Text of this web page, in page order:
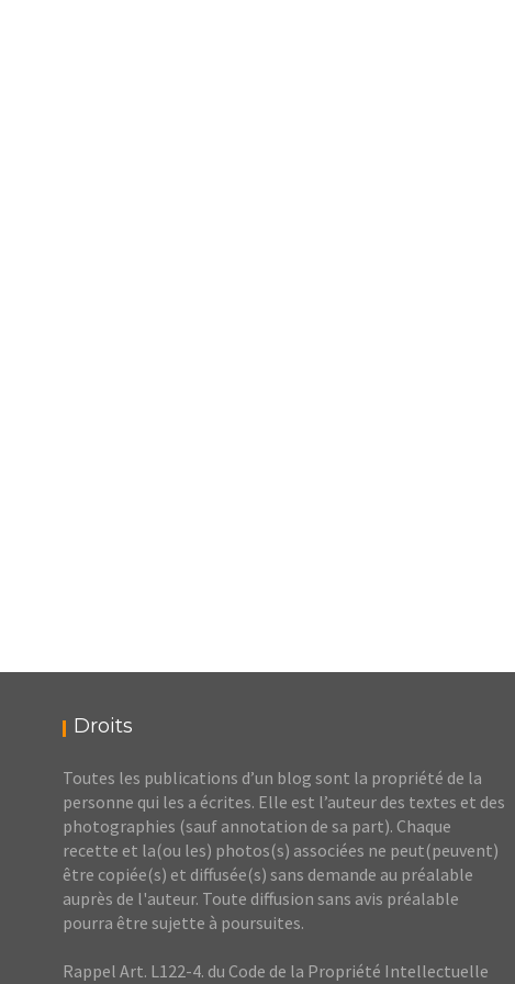
Droits
Toutes les publications d’un blog sont la propriété de la
personne qui les a écrites. Elle est l’auteur des textes et des
photographies (sauf annotation de sa part). Chaque
recette et la(ou les) photos(s) associées ne peut(peuvent)
être copiée(s) et diffusée(s) sans demande au préalable
auprès de l'auteur. Toute diffusion sans avis préalable
pourra être sujette à poursuites.
Rappel Art. L122-4. du Code de la Propriété Intellectuelle